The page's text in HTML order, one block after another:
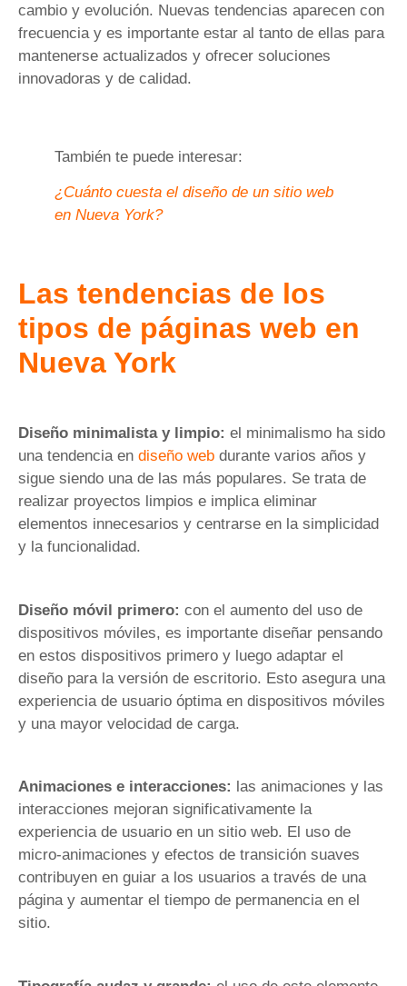
cambio y evolución. Nuevas tendencias aparecen con
frecuencia y es importante estar al tanto de ellas para
mantenerse actualizados y ofrecer soluciones
innovadoras y de calidad.
También te puede interesar:
¿Cuánto cuesta el diseño de un sitio web
en Nueva York?
Las tendencias de los
tipos de páginas web en
Nueva York
Diseño minimalista y limpio: el minimalismo ha sido
una tendencia en diseño web durante varios años y
sigue siendo una de las más populares. Se trata de
realizar proyectos limpios e implica eliminar
elementos innecesarios y centrarse en la simplicidad
y la funcionalidad.
Diseño móvil primero: con el aumento del uso de
dispositivos móviles, es importante diseñar pensando
en estos dispositivos primero y luego adaptar el
diseño para la versión de escritorio. Esto asegura una
experiencia de usuario óptima en dispositivos móviles
y una mayor velocidad de carga.
Animaciones e interacciones: las animaciones y las
interacciones mejoran significativamente la
experiencia de usuario en un sitio web. El uso de
micro-animaciones y efectos de transición suaves
contribuyen en guiar a los usuarios a través de una
página y aumentar el tiempo de permanencia en el
sitio.